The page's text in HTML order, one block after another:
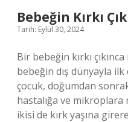
Bebeğin Kırkı
Tarih: Eylül 30, 2024
Bir bebeğin kırkı
bebeğin dış dünyayla
çocuk, doğumdan
hastalığa ve mikroplara
ikisi de kırk yaşına